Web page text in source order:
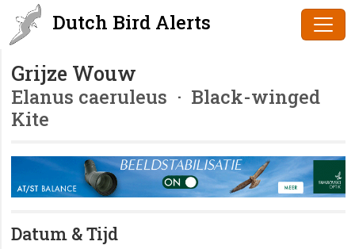
Dutch Bird Alerts
Grijze Wouw
Elanus caeruleus · Black-winged
Kite
Datum & Tijd